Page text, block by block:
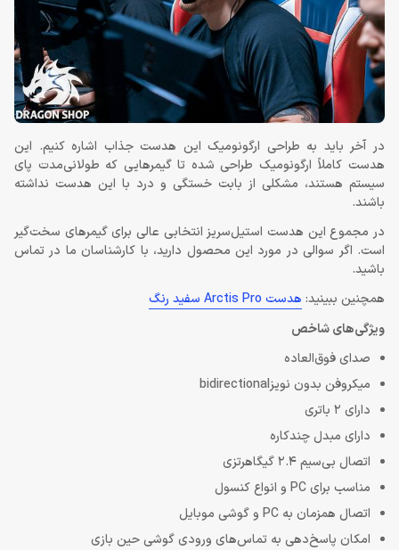
در آخر باید به طراحی ارگونومیک این هدست جذاب اشاره کنیم. این
هدست کاملاً ارگونومیک طراحی شده تا گیمرهایی که طولانی‌مدت پای
سیستم هستند، مشکلی از بابت خستگی و درد با این هدست نداشته
باشند.
در مجموع این هدست استیل‌سریز انتخابی عالی برای گیمرهای سخت‌گیر
است. اگر سوالی در مورد این محصول دارید، با کارشناسان ما در تماس
باشید.
همچنین ببینید: هدست Arctis Pro سفید رنگ
ویژگی‌های شاخص
صدای فوق‌العاده
میکروفن بدون نویزbidirectional
دارای 2 باتری
دارای مبدل چندکاره
اتصال بی‌سیم 2.4 گیگاهرتزی
مناسب برای PC و انواع کنسول
اتصال همزمان به PC و گوشی موبایل
امکان پاسخ‌دهی به تماس‌های ورودی گوشی حین بازی